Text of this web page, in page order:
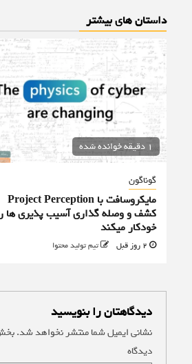
داستان های بیشتر
1 دقیقه خوانده شده
گوناگون
مایکروسافت با Project Perception
کشف و وصله گذاری آسیب پذیری ها
خودکار میکند
تیم تولید محتوا
دیدگاهتان را بنویسید
نشانی ایمیل شما منتشر نخواهد شد.
دیدگاه